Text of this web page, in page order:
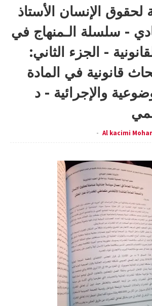
لحقوق الإنسان الأستاذ
- سلسلة الـمنهاج في
- الجزء الثاني:
قانونية في المادة
والإجرائية - د